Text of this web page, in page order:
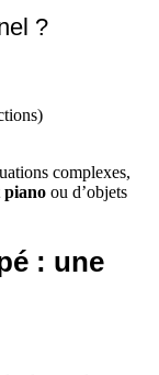
?
complexes,
piano ou d’objets
: une